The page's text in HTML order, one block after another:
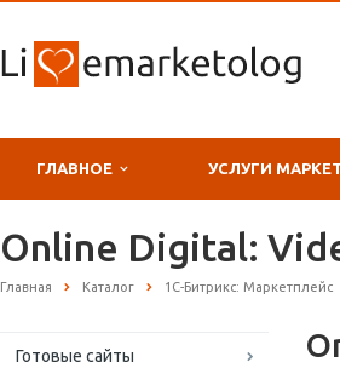
ГЛАВНОЕ УСЛУГИ
Online Digital:
Главная Каталог 1С-Битрикс: Маркетплейс
Готовые сайты